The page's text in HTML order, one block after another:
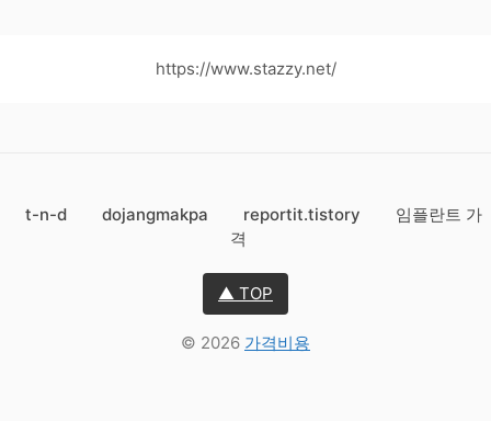
https://www.stazzy.net/
t-n-d dojangmakpa reportit.tistory
임플란트 가
격
▲ TOP
© 2026 가격비용